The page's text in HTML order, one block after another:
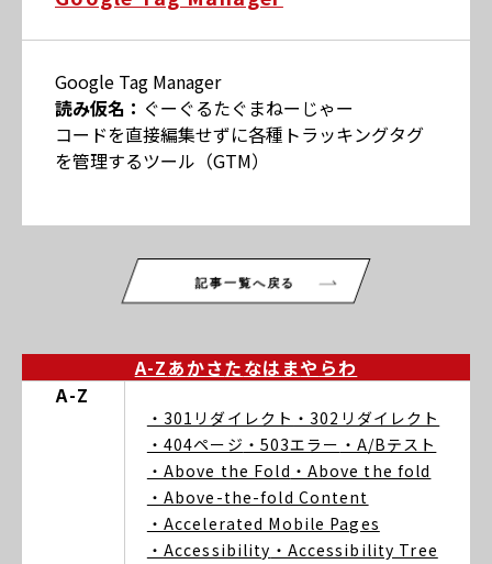
Google Tag Manager
読み仮名： ぐーぐるたぐまねーじゃー
コードを直接編集せずに各種トラッキングタグ
を管理するツール（GTM）
記事一覧へ戻る
A-Zあかさたなは まや らわ
A-Z
・301リダイレクト ・302リダイレクト
・404ページ ・503エラー ・A/Bテスト
・Above the Fold ・Above the fold
・Above-the-fold Content
・Accelerated Mobile Pages
・Accessibility ・Accessibility Tree